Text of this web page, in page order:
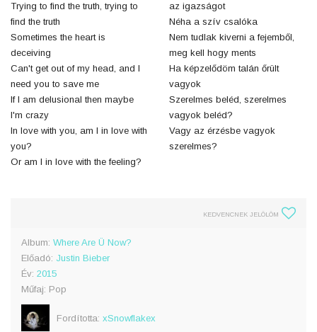
Trying to find the truth, trying to
find the truth
Sometimes the heart is
deceiving
Can't get out of my head, and I
need you to save me
If I am delusional then maybe
I'm crazy
In love with you, am I in love with
you?
Or am I in love with the feeling?
az igazságot
Néha a szív csalóka
Nem tudlak kiverni a fejemből,
meg kell hogy ments
Ha képzelődöm talán őrült
vagyok
Szerelmes beléd, szerelmes
vagyok beléd?
Vagy az érzésbe vagyok
szerelmes?
KEDVENCNEK JELÖLÖM
Album: Where Are Ü Now?
Előadó: Justin Bieber
Év: 2015
Műfaj: Pop
Fordította: xSnowflakex